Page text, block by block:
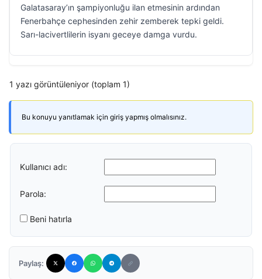
Galatasaray’ın şampiyonluğu ilan etmesinin ardından
Fenerbahçe cephesinden zehir zemberek tepki geldi.
Sarı-lacivertlilerin isyanı geceye damga vurdu.
1 yazı görüntüleniyor (toplam 1)
Bu konuyu yanıtlamak için giriş yapmış olmalısınız.
Kullanıcı adı:
Parola:
Beni hatırla
Paylaş: